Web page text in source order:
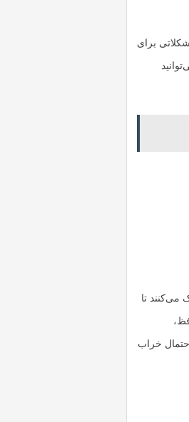
برای
می‌کنند تا
خراب